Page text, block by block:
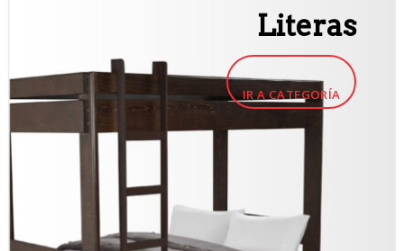
Literas
IR A CATEGORÍA